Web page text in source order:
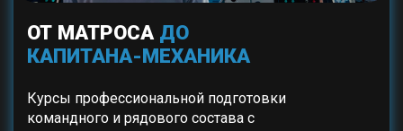
ОТ МАТРОСА ДО
КАПИТАНА-МЕХАНИКА
Курсы профессиональной подготовки
командного и рядового состава с